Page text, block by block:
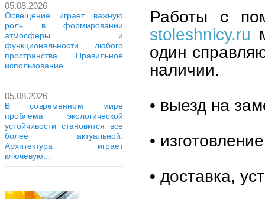
05.08.2026
Освещение играет важную
роль в формировании
атмосферы и
функциональности любого
пространства. Правильное
использование...
05.08.2026
В современном мире
проблема экологической
устойчивости становится все
более актуальной.
Архитектура играет
ключевую...
Работы с
stoleshnicy.ru
один
наличии.
• выезд на
•
• доставка,